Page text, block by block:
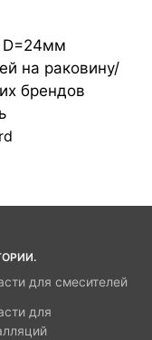
D=24мм
на раковину/
брендов
для смесителей
для